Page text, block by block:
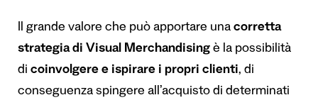
Il grande valore che può apportare una corretta
strategia di Visual Merchandising è la possibilità
di coinvolgere e ispirare i propri clienti, di
conseguenza spingere all’acquisto di determinati